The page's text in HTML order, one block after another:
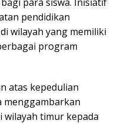
pendidikan
wilayah yang memiliki
program
atas kepedulian
menggambarkan
wilayah timur kepada